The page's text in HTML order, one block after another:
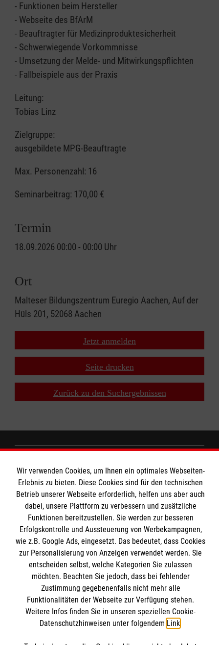
- Funktionen beim Hersteller
- Webseite des BfArM
- Beauftragter für Medizinproduktesicherheit
- Schwerwiegende Vorkommnisse
- Umsetzung der Melde- und Mitwirkungspflichten
- Fallbeispiele aus der Praxis
Leitung:
Tobias Linz
Zielgruppe:
ausgebildete MPG-Beauftragte
Max. Personenzahl: 16
Seminarbeitrag: 170,00 €
Termin
18.09.2026 00:00 - 00:00 Uhr
Ort
Malteser Bildungszentrum Euregio Aachen, Auf der
Hüls 201, 52068 Aachen
Jetzt anmelden
Seite drucken
Zurück zu den Suchergebnissen
MBZ Euregio
Kurse für Ärzte
Internationale Kurskonzepte
Informationen
Kontakt
Impressum
Datenschutz
AGB
Malteser online
Malteserorden
Malteser Jugend
Soziale Netzwerke
Wir verwenden Cookies, um Ihnen ein optimales Webseiten-
Erlebnis zu bieten. Diese Cookies sind für den technischen
Betrieb unserer Webseite erforderlich, helfen uns aber auch
dabei, unsere Plattform zu verbessern und zusätzliche
Funktionen bereitzustellen. Sie werden zur besseren
Erfolgskontrolle und Aussteuerung von Werbekampagnen,
wie z.B. Google Ads, eingesetzt. Das bedeutet, dass Cookies
zur Personalisierung von Anzeigen verwendet werden. Sie
entscheiden selbst, welche Kategorien Sie zulassen
möchten. Beachten Sie jedoch, dass bei fehlender
Zustimmung gegebenenfalls nicht mehr alle
Funktionalitäten der Webseite zur Verfügung stehen.
Weitere Infos finden Sie in unseren speziellen Cookie-
Datenschutzhinweisen unter folgendem Link.